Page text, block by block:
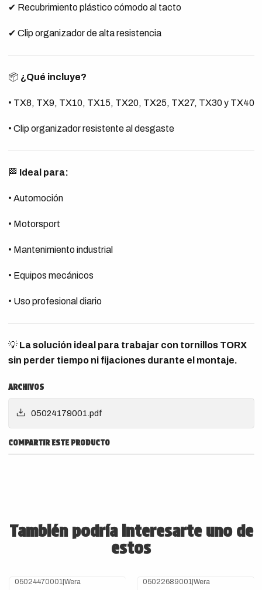
✔ Recubrimiento plástico cómodo al tacto
✔ Clip organizador de alta resistencia
📦 ¿Qué incluye?
• TX8, TX9, TX10, TX15, TX20, TX25, TX27, TX30 y TX40
• Clip organizador resistente al desgaste
🏁 Ideal para:
• Automoción
• Motorsport
• Mantenimiento industrial
• Equipos mecánicos
• Uso profesional diario
💡 La solución ideal para trabajar con tornillos TORX
sin perder tiempo ni fijaciones durante el montaje.
ARCHIVOS
05024179001.pdf
COMPARTIR ESTE PRODUCTO
También podría interesarte uno de
estos
05024470001 |Wera 05022689001 |Wera